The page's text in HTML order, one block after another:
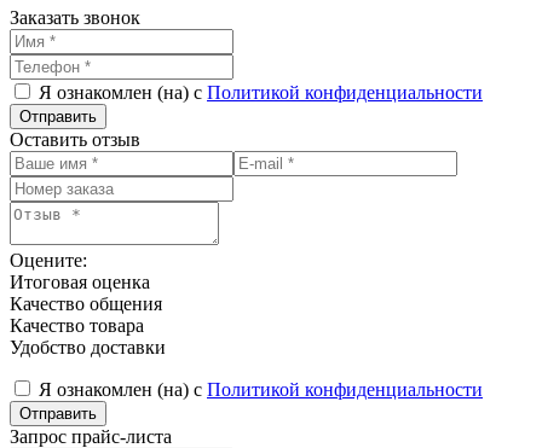
Заказать звонок
Я ознакомлен (на) с Политикой конфиденциальности
Оставить отзыв
Оцените:
Итоговая оценка
Качество общения
Качество товара
Удобство доставки
Я ознакомлен (на) с Политикой конфиденциальности
Запрос прайс-листа